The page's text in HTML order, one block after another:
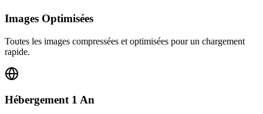
Images Optimisées
Toutes les images compressées et optimisées pour un chargement
rapide.
Hébergement 1 An